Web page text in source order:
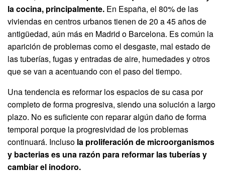
la cocina, principalmente. En España, el 80% de las
viviendas en centros urbanos tienen de 20 a 45 años de
antigüedad, aún más en Madrid o Barcelona. Es común la
aparición de problemas como el desgaste, mal estado de
las tuberías, fugas y entradas de aire, humedades y otros
que se van a acentuando con el paso del tiempo.
Una tendencia es reformar los espacios de su casa por
completo de forma progresiva, siendo una solución a largo
plazo. No es suficiente con reparar algún daño de forma
temporal porque la progresividad de los problemas
continuará. Incluso la proliferación de microorganismos
y bacterias es una razón para reformar las tuberías y
cambiar el inodoro.